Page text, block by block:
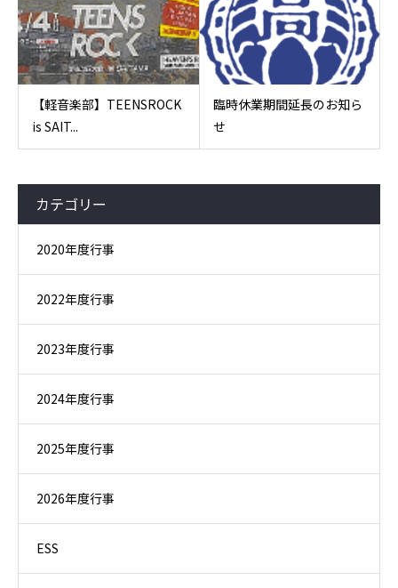
【軽音楽部】TEENSROCK
is SAIT...
臨時休業期間延長のお知ら
せ
カテゴリー
2020年度行事
2022年度行事
2023年度行事
2024年度行事
2025年度行事
2026年度行事
ESS